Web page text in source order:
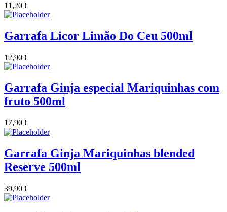
Torre de Palma Alentejo
Vinha das Penicas - Beira Interior
Vinhos Nunes Mata - Lisboa
11,20 €
Garrafa Licor Limão Do Ceu 500ml
12,90 €
Garrafa Ginja especial Mariquinhas com
fruto 500ml
17,90 €
Garrafa Ginja Mariquinhas blended
Reserve 500ml
39,90 €